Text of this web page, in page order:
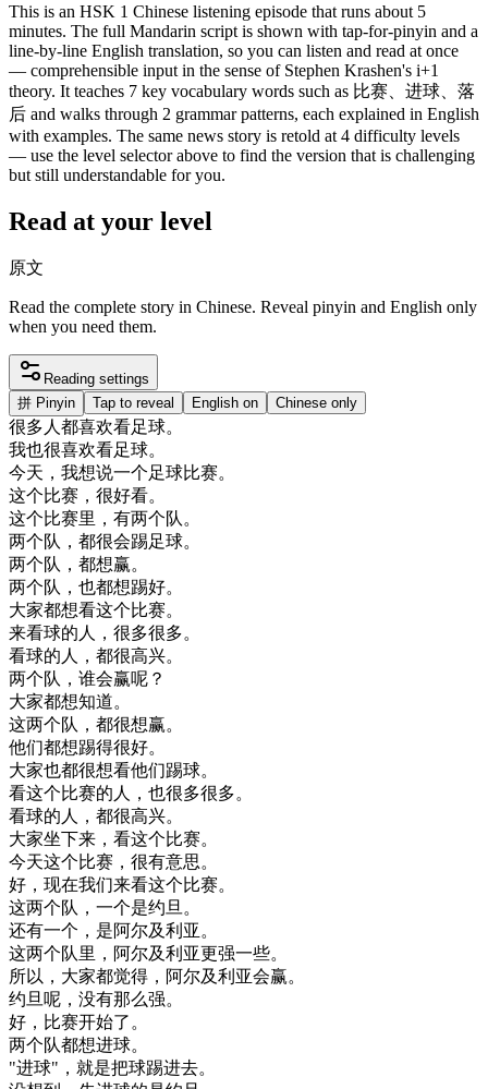
This is an HSK 1 Chinese listening episode that runs about 5
minutes. The full Mandarin script is shown with tap-for-pinyin and a
line-by-line English translation, so you can listen and read at once
— comprehensible input in the sense of Stephen Krashen's i+1
theory. It teaches 7 key vocabulary words such as 比赛、进球、落
后 and walks through 2 grammar patterns, each explained in English
with examples. The same news story is retold at 4 difficulty levels
— use the level selector above to find the version that is challenging
but still understandable for you.
Read at your level
原文
Read the complete story in Chinese. Reveal pinyin and English only
when you need them.
Reading settings
拼 Pinyin Tap to reveal English on Chinese only
很多人都喜欢看足球。
我也很喜欢看足球。
今天 ， 我想说一个足球比赛。
这个比赛 ， 很好看。
这个比赛里 ， 有两个队。
两个队 ， 都很会踢足球。
两个队 ， 都想赢。
两个队 ， 也都想踢好。
大家都想看这个比赛。
来看球的人 ， 很多很多。
看球的人 ， 都很高兴。
两个队 ， 谁会赢呢 ？
大家都想知道。
这两个队 ， 都很想赢。
他们都想踢得很好。
大家也都很想看他们踢球。
看这个比赛的人 ， 也很多很多。
看球的人 ， 都很高兴。
大家坐下来 ， 看这个比赛。
今天这个比赛 ， 很有意思。
好 ， 现在我们来看这个比赛。
这两个队 ， 一个是约旦。
还有一个 ， 是阿尔及利亚。
这两个队里 ， 阿尔及利亚更强一些。
所以 ， 大家都觉得 ， 阿尔及利亚会赢。
约旦呢 ， 没有那么强。
好 ， 比赛开始了。
两个队都想进球。
"进球" ， 就是把球踢进去。